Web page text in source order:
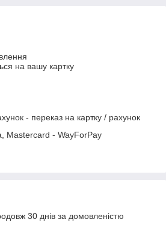
на вашу картку
- переказ на картку / рахунок
Mastercard - WayForPay
30 днів за домовленістю